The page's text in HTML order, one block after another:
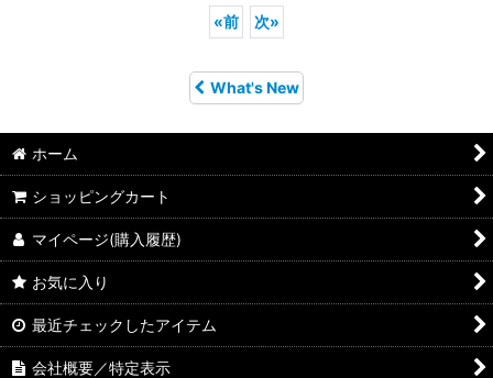
«前 次»
What's New
ホーム
ショッピングカート
マイページ(購入履歴)
お気に入り
最近チェックしたアイテム
会社概要／特定表示